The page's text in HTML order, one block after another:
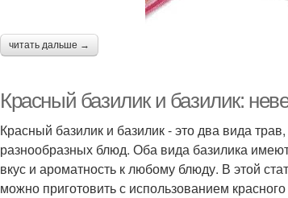
читать дальше →
Красный базилик и базилик:
Красный базилик и базилик - это два вида
разнообразных блюд. Оба вида базилика
вкус и ароматность к любому блюду. В этой
можно приготовить с использованием